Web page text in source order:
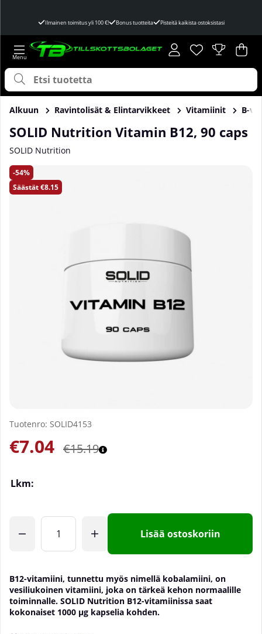
Ilmainen toimitus yli 100 €! Bonus tuotteita Pisteitä kaikista ostoksistasi
Toivelista
Lukumäärä
. .
Alkuun Ravintolisät & Elintarvikkeet Vitamiinit B-
SOLID Nutrition Vitamin B12, 90 caps
SOLID Nutrition
54
Säästät€8.15
Tuotekuvat SOLID Nutrition Vitamin B12, 90 caps
Tuotenro: SOLID4153
€15.19
€7.04
Lkm:
Lisää ostoskoriin
B12-vitamiini, tunnettu myös nimellä kobalamiini, on
vesiliukoinen vitamiini, joka on tärkeä kehon normaalille
toiminnalle. SOLID Nutrition B12-vitamiinissa saat
kokonaiset 1000 µg kapselia kohden.